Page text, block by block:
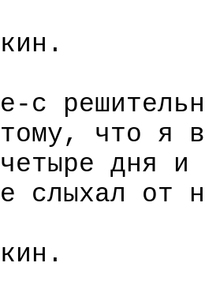
тому, что я
дня
слыхал от